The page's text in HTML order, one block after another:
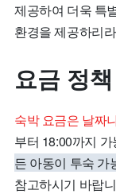
제공하여 더욱 특
환경을 제공하리
요금 정
숙박 요금은 날짜
부터 18:00까지
든 아동이 투숙 가
참고하시기 바랍